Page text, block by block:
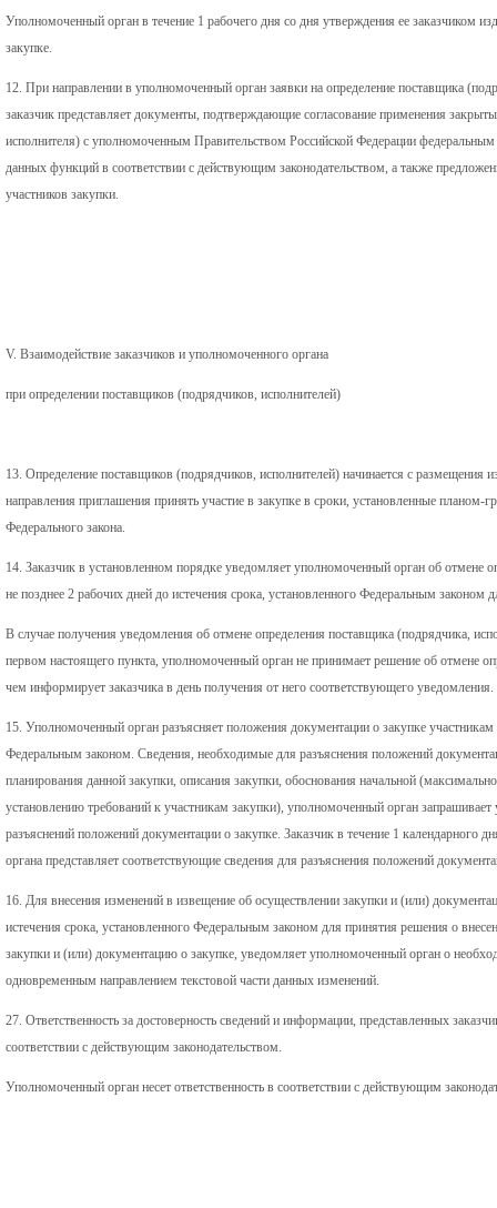
Уполномоченный орган в течение 1 рабочего дня со дня утверждения ее заказчиком
закупке.
12. При направлении в уполномоченный орган заявки на определение поставщика
заказчик представляет документы, подтверждающие согласование применения
исполнителя) с уполномоченным Правительством Российской Федерации федеральным
данных функций в соответствии с действующим законодательством, а также
участников закупки.
V. Взаимодействие заказчиков и уполномоченного органа
при определении поставщиков (подрядчиков, исполнителей)
13. Определение поставщиков (подрядчиков, исполнителей) начинается с размещения
направления приглашения принять участие в закупке в сроки, установленные планом-
Федерального закона.
14. Заказчик в установленном порядке уведомляет уполномоченный орган об отмене
не позднее 2 рабочих дней до истечения срока, установленного Федеральным законом
В случае получения уведомления об отмене определения поставщика (подрядчика,
первом настоящего пункта, уполномоченный орган не принимает решение об отмене
чем информирует заказчика в день получения от него соответствующего уведомления.
15. Уполномоченный орган разъясняет положения документации о закупке
Федеральным законом. Сведения, необходимые для разъяснения положений
планирования данной закупки, описания закупки, обоснования начальной
установлению требований к участникам закупки), уполномоченный орган запрашивает
разъяснений положений документации о закупке. Заказчик в течение 1 календарного
органа представляет соответствующие сведения для разъяснения положений
16. Для внесения изменений в извещение об осуществлении закупки и (или)
истечения срока, установленного Федеральным законом для принятия решения о
закупки и (или) документацию о закупке, уведомляет уполномоченный орган о
одновременным направлением текстовой части данных изменений.
27. Ответственность за достоверность сведений и информации, представленных
соответствии с действующим законодательством.
Уполномоченный орган несет ответственность в соответствии с действующим